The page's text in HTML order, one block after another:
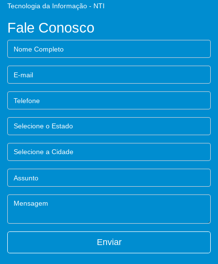
Tecnologia da Informação - NTI
Fale Conosco
Enviar